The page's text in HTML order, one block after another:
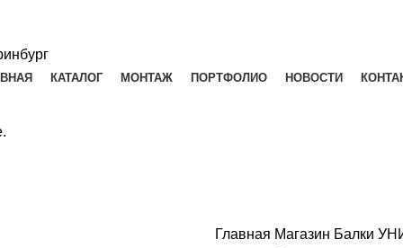
КАТАЛОГ МОНТАЖ ПОРТФОЛИО НОВОСТИ
Главная Магазин Балки